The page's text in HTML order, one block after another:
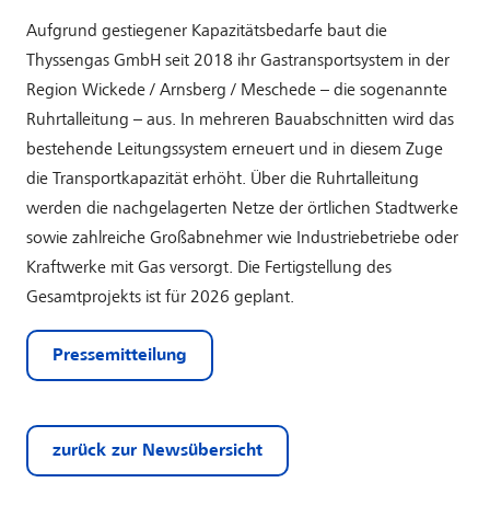
Aufgrund gestiegener Kapazitätsbedarfe baut die
Thyssengas GmbH seit 2018 ihr Gastransportsystem in der
Region Wickede / Arnsberg / Meschede – die sogenannte
Ruhrtalleitung – aus. In mehreren Bauabschnitten wird das
bestehende Leitungssystem erneuert und in diesem Zuge
die Transportkapazität erhöht. Über die Ruhrtalleitung
werden die nachgelagerten Netze der örtlichen Stadtwerke
sowie zahlreiche Großabnehmer wie Industriebetriebe oder
Kraftwerke mit Gas versorgt. Die Fertigstellung des
Gesamtprojekts ist für 2026 geplant.
Pressemitteilung
zurück zur Newsübersicht